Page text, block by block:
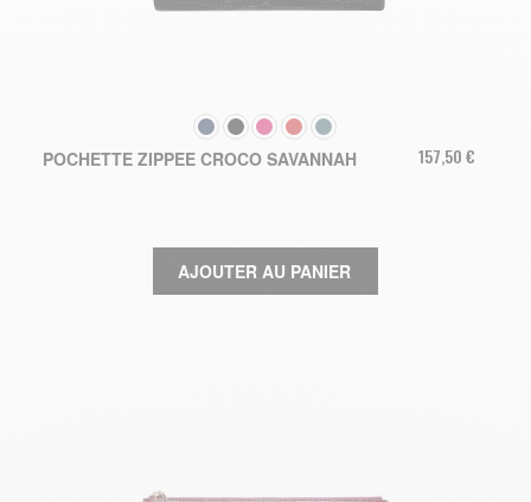
COULEUR
POCHETTE ZIPPEE CROCO SAVANNAH 157,50 €
AJOUTER AU PANIER